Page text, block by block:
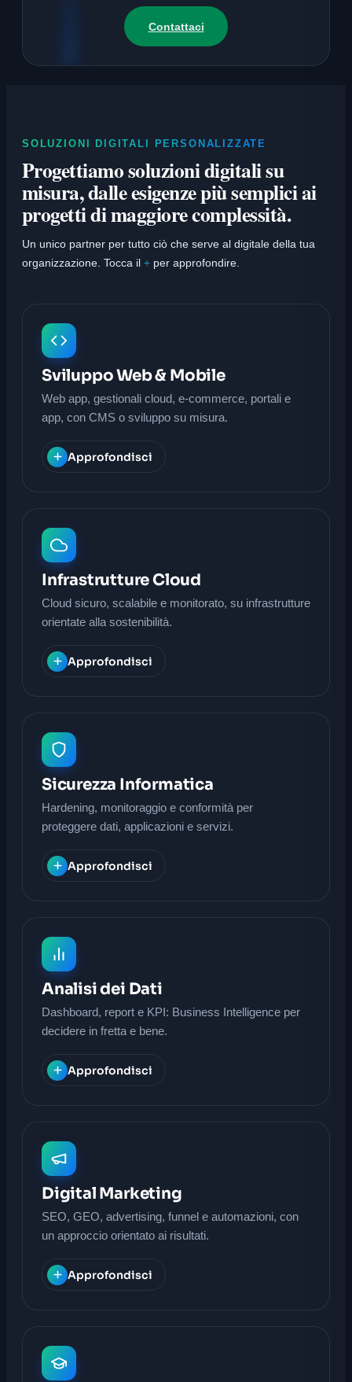
Contattaci
SOLUZIONI DIGITALI PERSONALIZZATE
Progettiamo soluzioni digitali su
misura, dalle esigenze più semplici ai
progetti di maggiore complessità.
Un unico partner per tutto ciò che serve al digitale della tua
organizzazione. Tocca il + per approfondire.
Sviluppo Web & Mobile
Web app, gestionali cloud, e-commerce, portali e
app, con CMS o sviluppo su misura.
Approfondisci
Infrastrutture Cloud
Cloud sicuro, scalabile e monitorato, su infrastrutture
orientate alla sostenibilità.
Approfondisci
Sicurezza Informatica
Hardening, monitoraggio e conformità per
proteggere dati, applicazioni e servizi.
Approfondisci
Analisi dei Dati
Dashboard, report e KPI: Business Intelligence per
decidere in fretta e bene.
Approfondisci
Digital Marketing
SEO, GEO, advertising, funnel e automazioni, con
un approccio orientato ai risultati.
Approfondisci